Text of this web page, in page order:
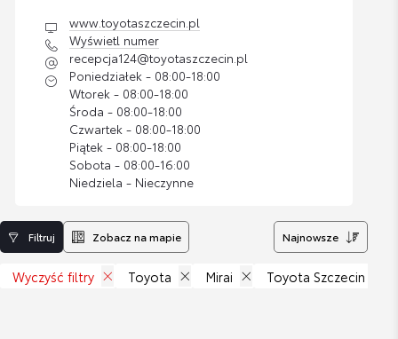
www.toyotaszczecin.pl
Wyświetl numer
recepcja124@toyotaszczecin.pl
Poniedziałek - 08:00-18:00
Wtorek - 08:00-18:00
Środa - 08:00-18:00
Czwartek - 08:00-18:00
Piątek - 08:00-18:00
Sobota - 08:00-16:00
Niedziela - Nieczynne
Filtruj Zobacz na mapie Najnowsze
Wyczyść filtry Toyota Mirai Toyota Szczecin -